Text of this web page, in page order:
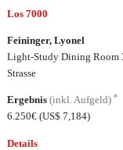
Los 7000
Feininger, Lyonel
Light-Study Dining Room
Strasse
Ergebnis(inkl. Aufgeld)*
6.250€(US$ 7,184)
Details